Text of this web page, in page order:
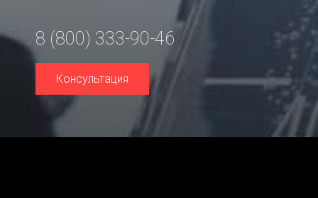
8 (800) 333-90-46
Консультация